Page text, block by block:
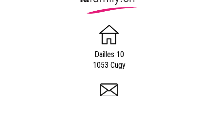
Dailles 10
1053 Cugy